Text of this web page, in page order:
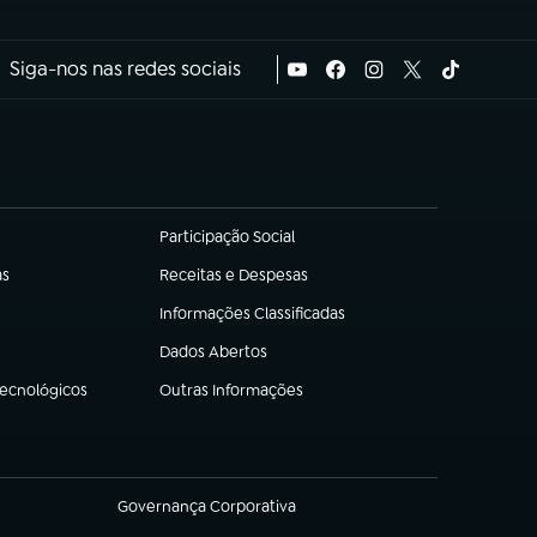
Siga-nos nas redes sociais
Participação Social
(abre em nova aba)
Receitas e Despesas
(abre em nova aba)
Informações Classificadas
(abre em nova aba)
Dados Abertos
(abre em nova aba)
Outras Informações
(abre em nova aba)
Governança Corporativa
(abre em nova aba)